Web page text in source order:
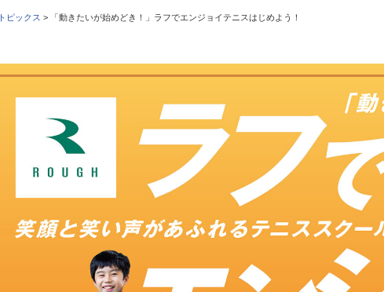
トピックス > 「動きたいが始めどき！」ラフでエンジョイテニスはじめよう！